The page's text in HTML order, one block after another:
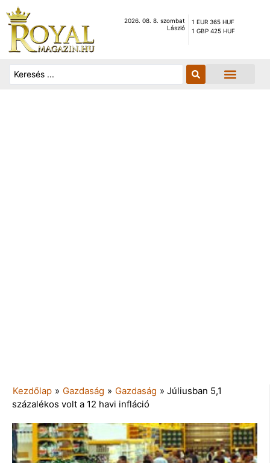
2026. 08. 8. szombat
László
1 EUR 365 HUF
1 GBP 425 HUF
Kezdőlap » Gazdaság » Gazdaság » Júliusban 5,1
százalékos volt a 12 havi infláció